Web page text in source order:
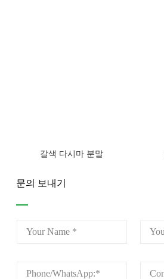
갈색 다시마 분말
문의 보내기